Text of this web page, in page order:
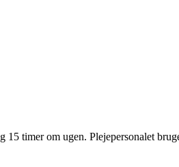
timer om ugen. Plejepersonalet